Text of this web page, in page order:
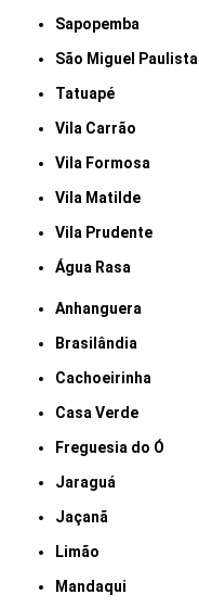
Sapopemba
São Miguel Paulista
Tatuapé
Vila Carrão
Vila Formosa
Vila Matilde
Vila Prudente
Água Rasa
Anhanguera
Brasilândia
Cachoeirinha
Casa Verde
Freguesia do Ó
Jaraguá
Jaçanã
Limão
Mandaqui